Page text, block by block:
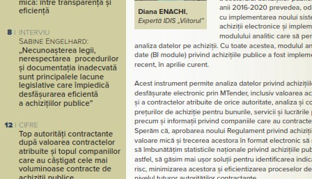
Reports
Projects in progres
Implemented projects
Procedures manual
Notes & positions
Governance transparency
Sociometric Laboratory
People Watch
National Business Agenda